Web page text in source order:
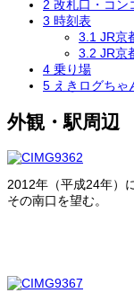
2 改札口・コン
3 時刻表
3.1 JR京
3.2 JR京
4 乗り場
5 えきログちゃ
外観・駅周辺
2012年（平成24年）
その南口を望む。